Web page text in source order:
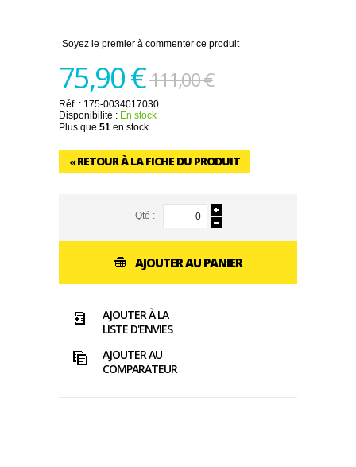
Soyez le premier à commenter ce produit
75,90 €111,00 €
Réf. : 175-0034017030
Disponibilité : En stock
Plus que 51 en stock
«RETOUR À LA FICHE DU PRODUIT
Qté :
AJOUTER AU PANIER
AJOUTER À LA
LISTE D'ENVIES
AJOUTER AU
COMPARATEUR